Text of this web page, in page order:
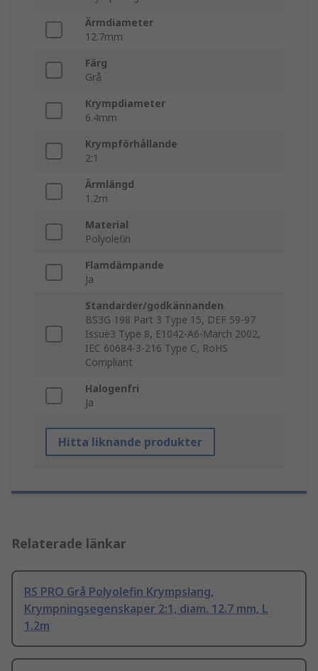
Ärmdiameter
12.7mm
Färg
Grå
Krympdiameter
6.4mm
Krympförhållande
2:1
Ärmlängd
1.2m
Material
Polyolefin
Flamdämpande
Ja
Standarder/godkännanden
BS3G 198 Part 3 Type 15, DEF 59-97
Issue3 Type 8, E1042-A6-March 2002,
IEC 60684-3-216 Type C, RoHS
Compliant
Halogenfri
Ja
Hitta liknande produkter
Relaterade länkar
RS PRO Grå Polyolefin Krympslang,
Krympningsegenskaper 2:1, diam. 12.7 mm, L
1.2m